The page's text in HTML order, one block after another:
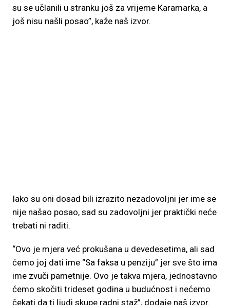
su se učlanili u stranku još za vrijeme Karamarka, a
još nisu našli posao”, kaže naš izvor.
Iako su oni dosad bili izrazito nezadovoljni jer ime se
nije našao posao, sad su zadovoljni jer praktički neće
trebati ni raditi.
“Ovo je mjera već prokušana u devedesetima, ali sad
ćemo joj dati ime “Sa faksa u penziju” jer sve što ima
ime zvuči pametnije. Ovo je takva mjera, jednostavno
ćemo skočiti trideset godina u budućnost i nećemo
čekati da ti ljudi skupe radni staž”, dodaje naš izvor.